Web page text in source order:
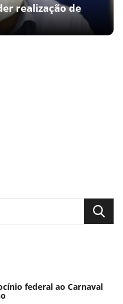
realização de
federal ao Carnaval